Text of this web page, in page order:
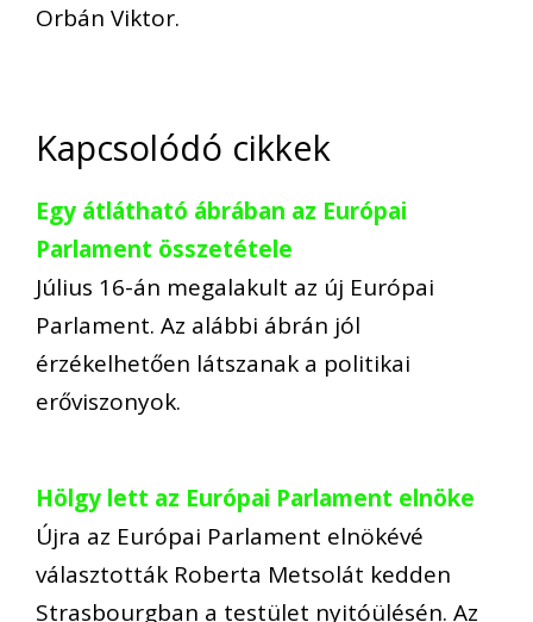
Orbán Viktor.
Kapcsolódó cikkek
Egy átlátható ábrában az Európai
Parlament összetétele
Július 16-án megalakult az új Európai
Parlament. Az alábbi ábrán jól
érzékelhetően látszanak a politikai
erőviszonyok.
Hölgy lett az Európai Parlament elnöke
Újra az Európai Parlament elnökévé
választották Roberta Metsolát kedden
Strasbourgban a testület nyitóülésén. Az